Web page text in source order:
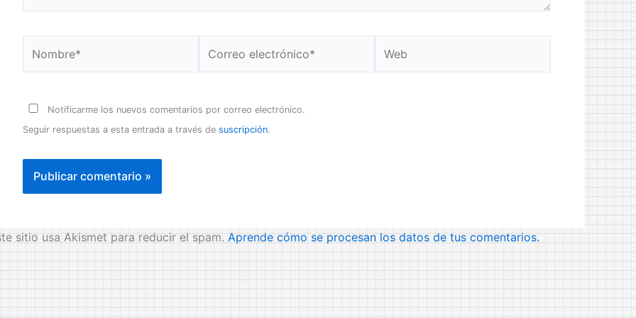
electrónico*
Notificarme los nuevos comentarios por correo electrónico.
Seguir respuestas a esta entrada a través de suscripción.
sitio usa Akismet para reducir el spam.Aprende cómo se procesan los datos de tus comentarios.